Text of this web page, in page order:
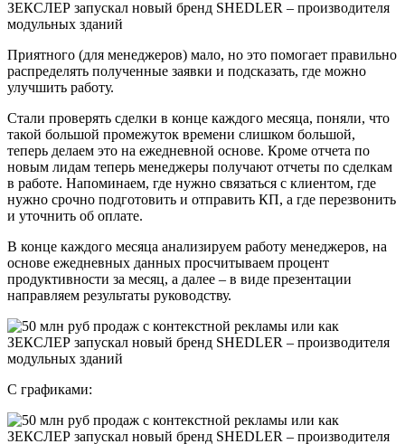
Приятного (для менеджеров) мало, но это помогает правильно
распределять полученные заявки и подсказать, где можно
улучшить работу.
Стали проверять сделки в конце каждого месяца, поняли, что
такой большой промежуток времени слишком большой,
теперь делаем это на ежедневной основе. Кроме отчета по
новым лидам теперь менеджеры получают отчеты по сделкам
в работе. Напоминаем, где нужно связаться с клиентом, где
нужно срочно подготовить и отправить КП, а где перезвонить
и уточнить об оплате.
В конце каждого месяца анализируем работу менеджеров, на
основе ежедневных данных просчитываем процент
продуктивности за месяц, а далее – в виде презентации
направляем результаты руководству.
С графиками: